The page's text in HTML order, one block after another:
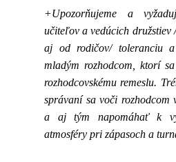
+Upozorňujeme a
učiteľov a vedúcich družstiev
aj od rodičov/ toleranciu
mladým rozhodcom, ktorí
rozhodcovskému remeslu.
správaní sa voči rozhodcom
a aj tým napomáhať k
atmosféry pri zápasoch a